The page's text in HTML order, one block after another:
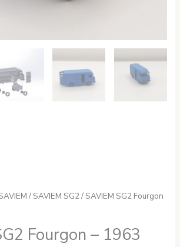
/ SAVIEM SG2/ SAVIEM SG2 Fourgon
Fourgon – 1963